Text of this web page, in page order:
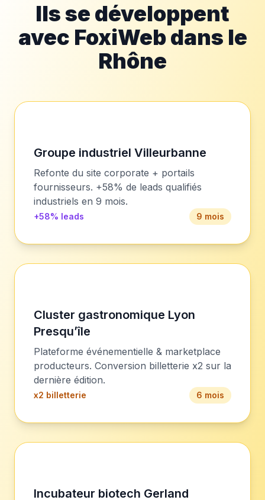
Ils se développent
avec FoxiWeb dans le
Rhône
Groupe industriel Villeurbanne
Refonte du site corporate + portails
fournisseurs. +58% de leads qualifiés
industriels en 9 mois.
+58% leads 9 mois
Cluster gastronomique Lyon
Presqu’île
Plateforme événementielle & marketplace
producteurs. Conversion billetterie x2 sur la
dernière édition.
x2 billetterie 6 mois
Incubateur biotech Gerland